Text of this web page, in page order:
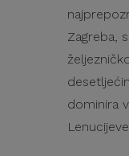
Zagreba,
dominira